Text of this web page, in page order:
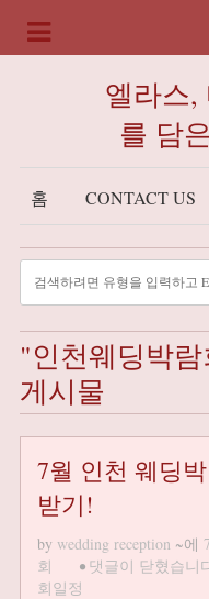
엘라스,
를 담
홈 CONTACT US
"인천웨딩박
게시물
7월 인천 웨딩
받기!
by wedding reception ~에
회
• 댓글이 닫혔습니
회일정